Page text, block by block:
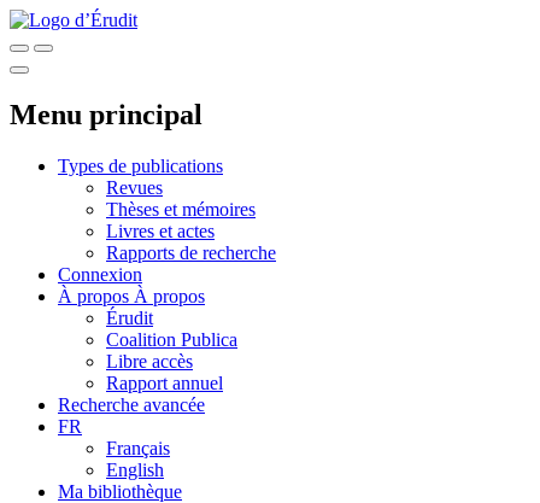
Menu principal
Types de publications
Revues
Thèses et mémoires
Livres et actes
Rapports de recherche
Connexion
À propos À propos
Érudit
Coalition Publica
Libre accès
Rapport annuel
Recherche avancée
FR
Français
English
Ma bibliothèque